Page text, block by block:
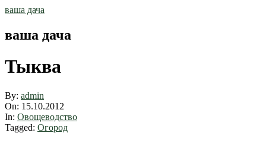
Skip
ваша дача
ваша дача
Тыква
By: admin
On: 15.10.2012
In: Овощеводство
Tagged: Огород